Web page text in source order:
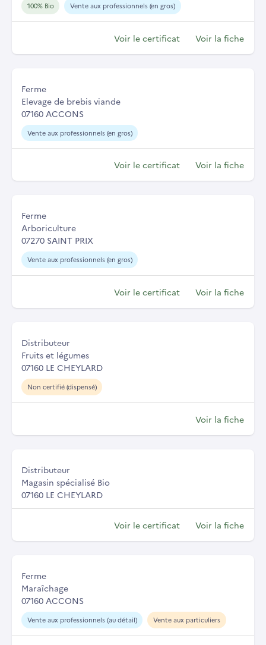
100% Bio Vente aux professionnels (en gros)
Voir le certificat Voir la fiche
Ferme
Elevage de brebis viande
07160 ACCONS
Vente aux professionnels (en gros)
Voir le certificat Voir la fiche
Ferme
Arboriculture
07270 SAINT PRIX
Vente aux professionnels (en gros)
Voir le certificat Voir la fiche
Distributeur
Fruits et légumes
07160 LE CHEYLARD
Non certifié (dispensé)
Voir la fiche
Distributeur
Magasin spécialisé Bio
07160 LE CHEYLARD
Voir le certificat Voir la fiche
Ferme
Maraîchage
07160 ACCONS
Vente aux professionnels (au détail) Vente aux particuliers